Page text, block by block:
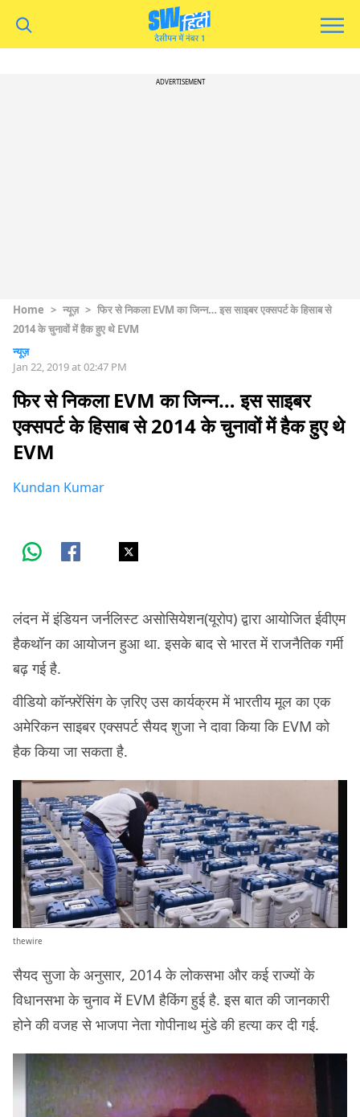
ADVERTISEMENT
Home > न्यूज़ > फिर से निकला EVM का जिन्न… इस साइबर एक्सपर्ट के हिसाब से
2014 के चुनावों में हैक हुए थे EVM
न्यूज़
Jan 22, 2019 at 02:47 PM
फिर से निकला EVM का जिन्न… इस साइबर
एक्सपर्ट के हिसाब से 2014 के चुनावों में हैक हुए थे
EVM
Kundan Kumar
लंदन में इंडियन जर्नलिस्ट असोसियेशन(यूरोप) द्वारा आयोजित ईवीएम
हैकथॉन का आयोजन हुआ था. इसके बाद से भारत में राजनैतिक गर्मी
बढ़ गई है.
वीडियो कॉन्फ़्रेंसिंग के ज़रिए उस कार्यक्रम में भारतीय मूल का एक
अमेरिकन साइबर एक्सपर्ट सैयद शुजा ने दावा किया कि EVM को
हैक किया जा सकता है.
thewire
सैयद सुजा के अनुसार, 2014 के लोकसभा और कई राज्यों के
विधानसभा के चुनाव में EVM हैकिंग हुई है. इस बात की जानकारी
होने की वजह से भाजपा नेता गोपीनाथ मुंडे की हत्या कर दी गई.